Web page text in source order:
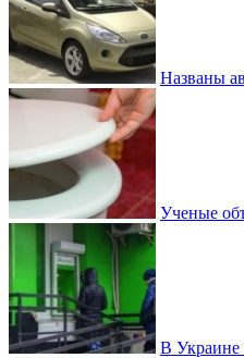
Названы
Ученые
В Украине